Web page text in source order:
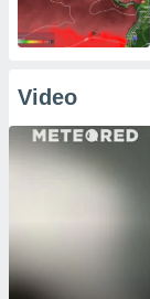
Video